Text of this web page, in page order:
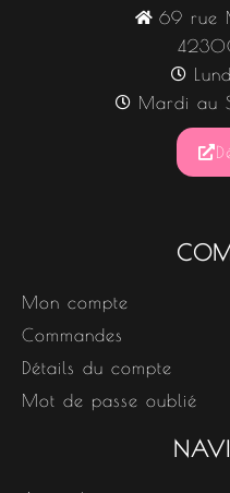
69 rue
Mardi au
Mon compte
Commandes
Détails du compte
Mot de passe oublié